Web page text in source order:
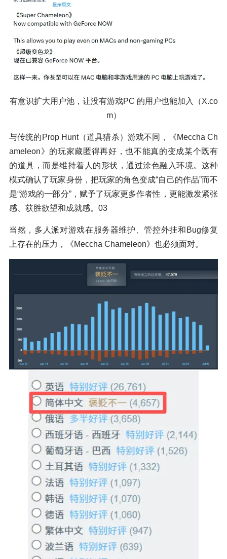
有意识扩大用户池，让没有游戏PC 的用户也能加入（X.co
m）
与传统的Prop Hunt（道具猎杀）游戏不同，《Meccha Ch
ameleon》的玩家藏匿得再好，也不能真的变成某个既有
的道具，而是维持着人的形状，通过涂色融入环境。这种
模式确认了玩家身份，把玩家的角色变成“自己的作品”而不
是“游戏的一部分”，赋予了玩家更多作者性，更能激发紧张
感、获胜欲望和成就感。03
当然，多人派对游戏在服务器维护、管控外挂和Bug修复
上存在的压力，《Meccha Chameleon》也必须面对。